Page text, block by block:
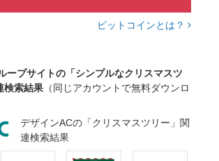
ビットコインとは？
ープサイトの「シンプルなクリスマスツ
検索結果 （同じアカウントで無料ダウンロ
デザインACの「クリスマスツリー」関
連検索結果